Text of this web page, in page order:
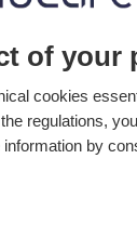
médicale
Labs
of
cookies
regulations,
by